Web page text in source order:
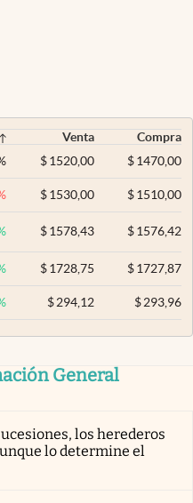
Venta
Compra
$ 1520,00 $1470,00
$ 1530,00 $1510,00
$ 1578,43 $1576,42
$ 1728,75 $1727,87
$ 294,12 $293,96
General
los herederos
lo determine el